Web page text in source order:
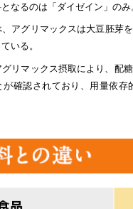
なるのは「ダイゼイン」のみ
アグリマックスは大豆胚芽
いる。
リマックス摂取により、配
が確認されており、用量依